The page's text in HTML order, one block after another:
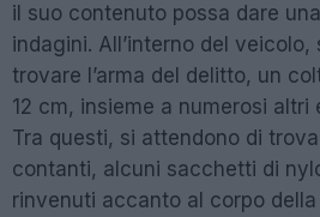
il suo contenuto possa dare
indagini. All’interno del veicolo,
trovare l’arma del delitto, un
12 cm, insieme a numerosi altri
Tra questi, si attendono di
contanti, alcuni sacchetti di
rinvenuti accanto al corpo